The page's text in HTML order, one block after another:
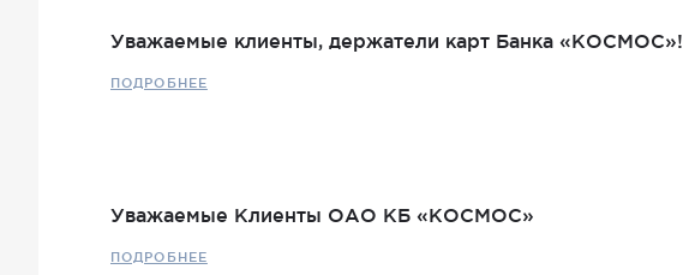
Уважаемые клиенты, держатели карт Банка «КОСМОС»!
ПОДРОБНЕЕ
Уважаемые Клиенты ОАО КБ «КОСМОС»
ПОДРОБНЕЕ